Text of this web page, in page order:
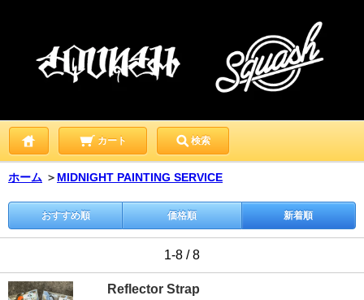
カート 検索
ホーム ＞ MIDNIGHT PAINTING SERVICE
おすすめ順 価格順 新着順
1-8 / 8
Reflector Strap